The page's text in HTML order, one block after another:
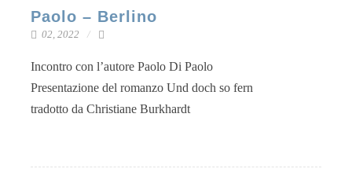
Paolo – Berlino
02, 2022
Incon­tro con l’autore Pao­lo Di Paolo
Pre­sen­ta­zio­ne del roman­zo Und doch so fern
tra­dot­to da Chris­tia­ne Burkhardt